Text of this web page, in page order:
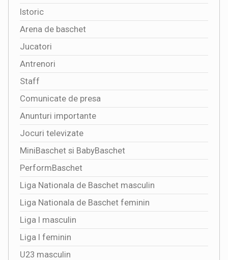
Istoric
Arena de baschet
Jucatori
Antrenori
Staff
Comunicate de presa
Anunturi importante
Jocuri televizate
MiniBaschet si BabyBaschet
PerformBaschet
Liga Nationala de Baschet masculin
Liga Nationala de Baschet feminin
Liga I masculin
Liga I feminin
U23 masculin